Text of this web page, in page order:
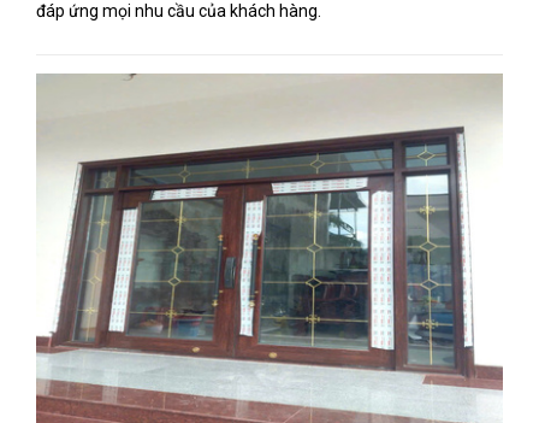
đáp ứng mọi nhu cầu của khách hàng.